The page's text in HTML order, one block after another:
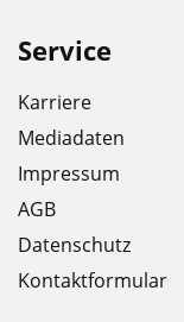
Service
Karriere
Mediadaten
Impressum
AGB
Datenschutz
Kontaktformular